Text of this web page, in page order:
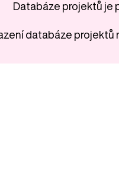
Databáze projektů je
databáze projektů